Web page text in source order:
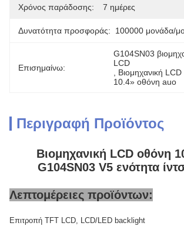
Χρόνος παράδοσης: 7 ημέρες
Δυνατότητα προσφοράς: 100000 μονάδα/
Επισημαίνω:
G104SN03
LCD
Βιομηχανική
10.4» οθόνη auo
Περιγραφή Προϊόντος
Βιομηχανική LCD οθόνη
G104SN03 V5 ενότητα
Λεπτομέρειες προϊόντων:
Επιτροπή TFT LCD, LCD/LED backlight